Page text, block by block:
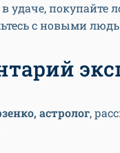
удаче, покупайте
с новыми
астролог,